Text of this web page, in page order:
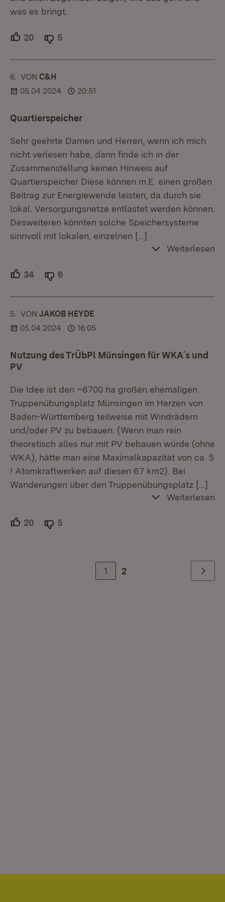
was es bringt.
20 Unterstützer.
5
6. KOMMENTAR
VON :C&H
05.04.2024
20:51
Quartierspeicher
Sehr geehrte Damen und Herren, wenn ich mich
nicht verlesen habe, dann finde ich in der
Zusammenstellung keinen Hinweis auf
Quartierspeicher Diese können m.E. einen großen
Beitrag zur Energiewende leisten, da durch sie
lokal. Versorgungsnetze entlastet werden können.
Desweiteren könnten solche Speichersysteme
sinnvoll mit lokalen, einzelnen […]
Weiterlesen
34 Unterstützer.
6
5. KOMMENTAR
VON :JAKOB HEYDE
05.04.2024
16:05
Nutzung des TrÜbPl Münsingen für WKA´s und
PV
Die Idee ist den ~6700 ha großen ehemaligen
Truppenübungsplatz Münsingen im Herzen von
Baden-Württemberg teilweise mit Windrädern
und/oder PV zu bebauen. (Wenn man rein
theoretisch alles nur mit PV bebauen würde (ohne
WKA), hätte man eine Maximalkapazität von ca. 5
! Atomkraftwerken auf diesen 67 km2). Bei
Wanderungen über den Truppenübungsplatz […]
Weiterlesen
20 Unterstützer.
5
1 2 Weiter